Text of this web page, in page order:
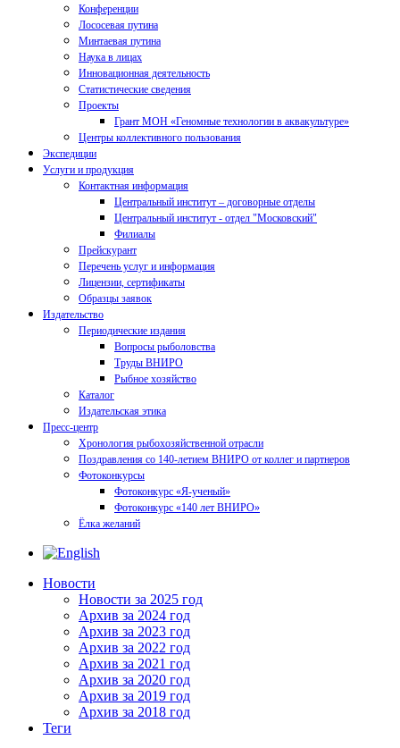
Конференции
Лососевая путина
Минтаевая путина
Наука в лицах
Инновационная деятельность
Статистические сведения
Проекты
Грант МОН «Геномные технологии в аквакультуре»
Центры коллективного пользования
Экспедиции
Услуги и продукция
Контактная информация
Центральный институт – договорные отделы
Центральный институт - отдел "Московский"
Филиалы
Прейскурант
Перечень услуг и информация
Лицензии, сертификаты
Образцы заявок
Издательство
Периодические издания
Вопросы рыболовства
Труды ВНИРО
Рыбное хозяйство
Каталог
Издательская этика
Пресс-центр
Хронология рыбохозяйственной отрасли
Поздравления со 140-летием ВНИРО от коллег и партнеров
Фотоконкурсы
Фотоконкурс «Я-ученый»
Фотоконкурс «140 лет ВНИРО»
Ёлка желаний
Новости
Новости за 2025 год
Архив за 2024 год
Архив за 2023 год
Архив за 2022 год
Архив за 2021 год
Архив за 2020 год
Архив за 2019 год
Архив за 2018 год
Теги